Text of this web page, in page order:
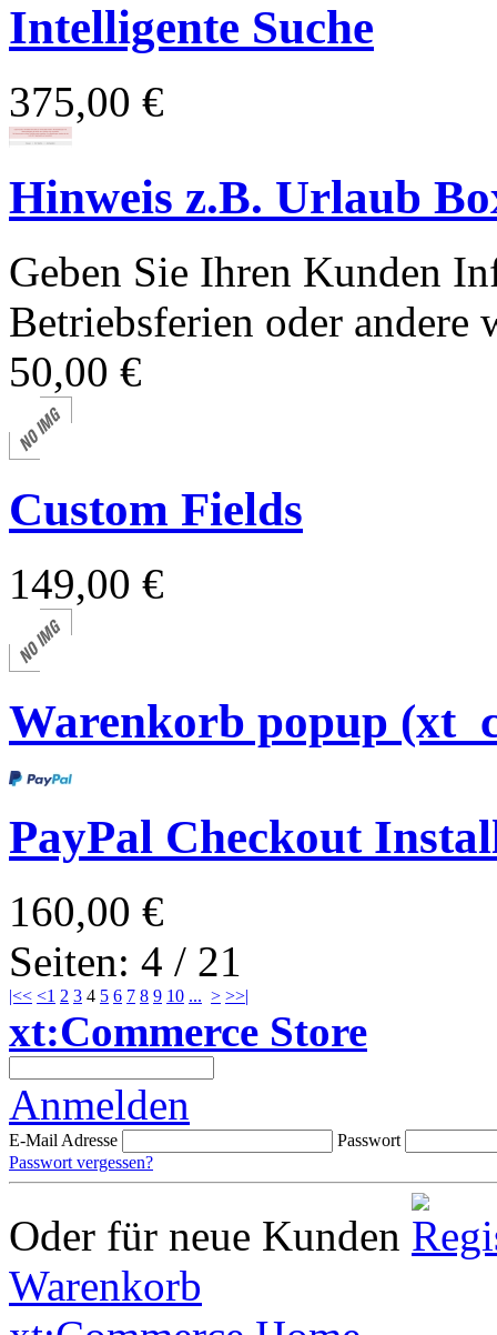
Intelligente Suche
375,00 €
Hinweis z.B. Urlaub
Geben Sie Ihren Kunden
Betriebsferien oder
50,00 €
Custom Fields
149,00 €
Warenkorb popup
PayPal Checkout
160,00 €
Seiten: 4 / 21
|<< <1 2 3 4 5 6 7 8 9 10 ... > >>|
xt:Commerce Store
Anmelden
E-Mail Adresse
Passwort
Passwort vergessen?
Oder für neue Kunden
Warenkorb